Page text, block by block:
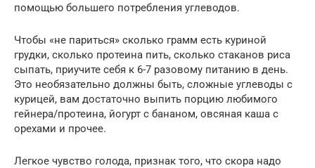
помощью большего потребления углеводов.
Чтобы «не париться» сколько грамм есть куриной
грудки, сколько протеина пить, сколько стаканов риса
сыпать, приучите себя к 6-7 разовому питанию в день.
Это необязательно должны быть, сложные углеводы с
курицей, вам достаточно выпить порцию любимого
гейнера/протеина, йогурт с бананом, овсяная каша с
орехами и прочее.
Легкое чувство голода, признак того, что скора надо